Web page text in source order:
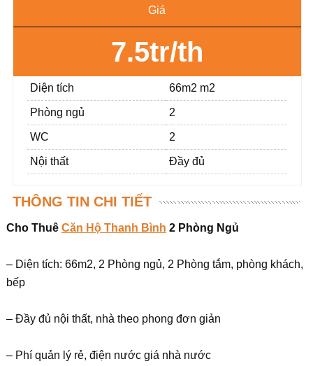
Giá
7.5tr/th
Diện tích 66m2 m2
Phòng ngủ 2
WC 2
Nội thất Đầy đủ
THÔNG TIN CHI TIẾT
Cho Thuê Căn Hộ Thanh Bình 2 Phòng Ngủ
– Diện tích: 66m2, 2 Phòng ngủ, 2 Phòng tắm, phòng khách,
bếp
– Đầy đủ nội thất, nhà theo phong đơn giản
– Phí quản lý rẻ, điện nước giá nhà nước